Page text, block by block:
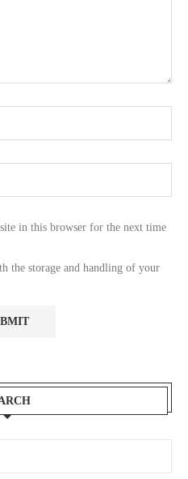
in this browser for the next time
the storage and handling of your